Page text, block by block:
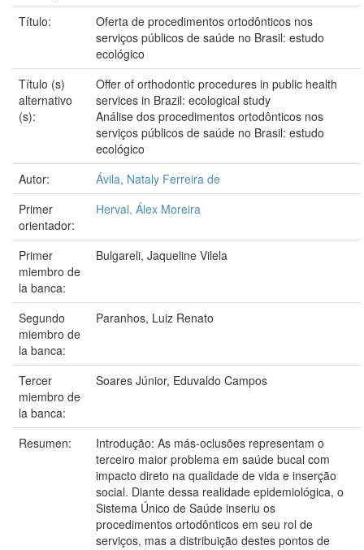
Título:
Oferta de procedimentos ortodônticos nos
serviços públicos de saúde no Brasil: estudo
ecológico
Título (s)
alternativo
(s):
Offer of orthodontic procedures in public health
services in Brazil: ecological study
Análise dos procedimentos ortodônticos nos
serviços públicos de saúde no Brasil: estudo
ecológico
Autor:
Ávila, Nataly Ferreira de
Primer
orientador:
Herval, Álex Moreira
Primer
miembro de
la banca:
Bulgareli, Jaqueline Vilela
Segundo
miembro de
la banca:
Paranhos, Luiz Renato
Tercer
miembro de
la banca:
Soares Júnior, Eduvaldo Campos
Resumen:
Introdução: As más-oclusões representam o
terceiro maior problema em saúde bucal com
impacto direto na qualidade de vida e inserção
social. Diante dessa realidade epidemiológica, o
Sistema Único de Saúde inseriu os
procedimentos ortodônticos em seu rol de
serviços, mas a distribuição destes pontos de